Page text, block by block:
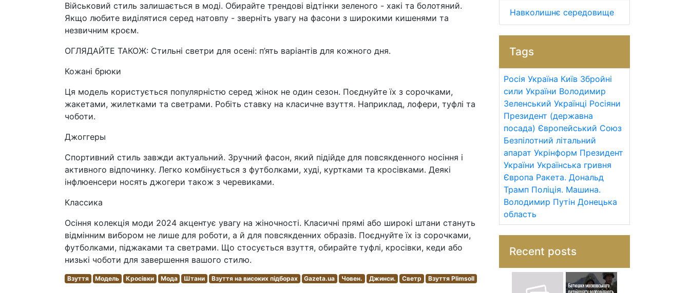
Військовий стиль залишається в моді. Обирайте трендові відтінки зеленого - хакі та болотяний.
Якщо любите виділятися серед натовпу - зверніть увагу на фасони з широкими кишенями та
незвичним кроєм.
ОГЛЯДАЙТЕ ТАКОЖ: Стильні светри для осені: п’ять варіантів для кожного дня.
Кожані брюки
Ця модель користується популярністю серед жінок не один сезон. Поєднуйте їх з сорочками,
жакетами, жилетками та светрами. Робіть ставку на класичне взуття. Наприклад, лофери, туфлі та
чоботи.
Джоггеры
Спортивний стиль завжди актуальний. Зручний фасон, який підійде для повсякденного носіння і
активного відпочинку. Легко комбінується з футболками, худі, куртками та кросівками. Деякі
інфлюенсери носять джогери також з черевиками.
Классика
Осіння колекція моди 2024 акцентує увагу на жіночності. Класичні прямі або широкі штани стануть
відмінним вибором не лише для роботи, а й для повсякденних образів. Поєднуйте їх із сорочками,
футболками, піджаками та светрами. Що стосується взуття, обирайте туфлі, кросівки, кеди або
низькі чоботи для завершення вашого стилю.
Взуття Модель Кросівки Мода Штани Взуття на високих підборах Gazeta.ua Човен. Джинси. Светр Взуття Plimsoll
Навколишнє середовище
Tags
Росія Україна Київ Збройні
сили України Володимир
Зеленський Українці Росіяни
Президент (державна
посада) Європейський Союз
Безпілотний літальний
апарат Укрінформ Президент
України Українська гривня
Європа Ракета. Дональд
Трамп Поліція. Машина.
Володимир Путін Донецька
область
Recent posts